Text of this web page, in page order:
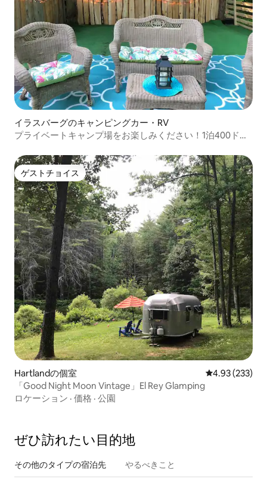
イラスバーグのキャンピングカー・RV
プライベートキャンプ場をお楽しみください！1泊400ド
ゲストチョイス
ゲストチョイス
Hartlandの個室 レビュー233
4.93 (233)
「Good Night Moon Vintage」El Rey Glamping
ロケーション · 価格 · 公園
ぜひ訪⁠れ⁠た⁠い目⁠的⁠地
その他のタ⁠イ⁠プ⁠の宿⁠泊⁠先 やるべきこと